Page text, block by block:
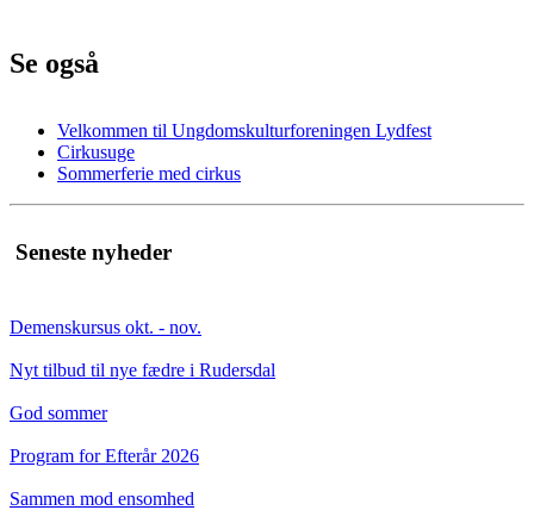
Se også
Velkommen til Ungdomskulturforeningen Lydfest
Cirkusuge
Sommerferie med cirkus
Seneste nyheder
Demenskursus okt. - nov.
Nyt tilbud til nye fædre i Rudersdal
God sommer
Program for Efterår 2026
Sammen mod ensomhed